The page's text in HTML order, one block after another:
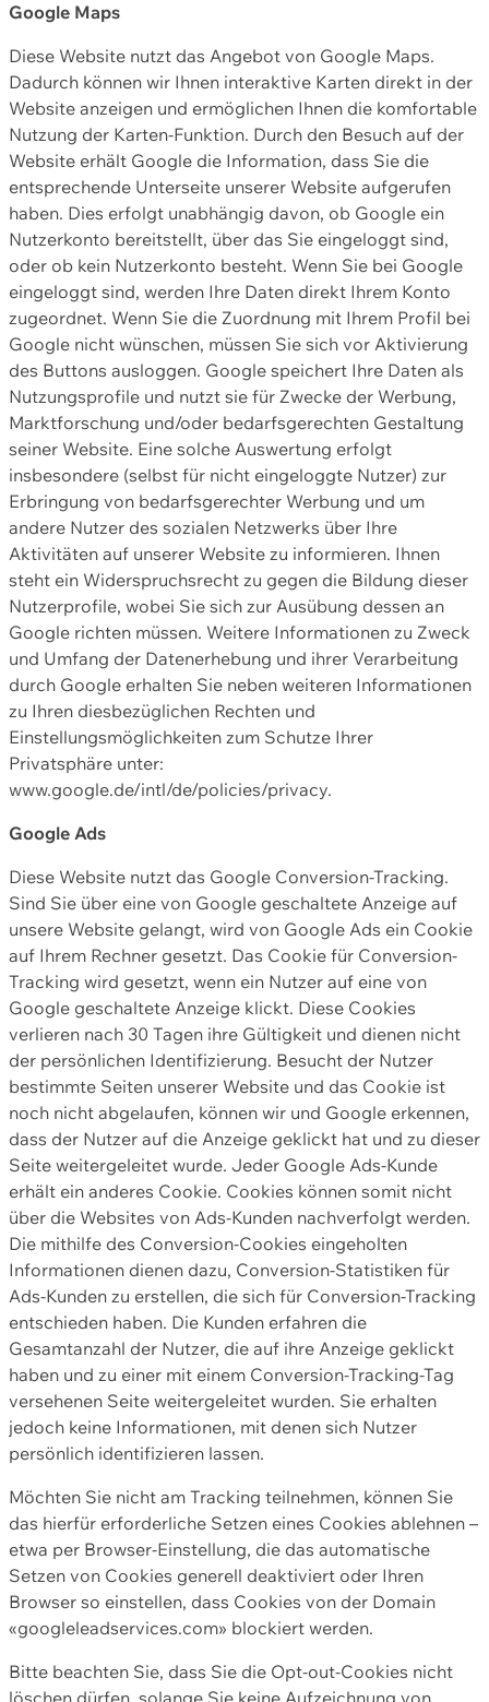
Google Maps
Diese Website nutzt das Angebot von Google Maps.
Dadurch können wir Ihnen interaktive Karten direkt in der
Website anzeigen und ermöglichen Ihnen die komfortable
Nutzung der Karten-Funktion. Durch den Besuch auf der
Website erhält Google die Information, dass Sie die
entsprechende Unterseite unserer Website aufgerufen
haben. Dies erfolgt unabhängig davon, ob Google ein
Nutzerkonto bereitstellt, über das Sie eingeloggt sind,
oder ob kein Nutzerkonto besteht. Wenn Sie bei Google
eingeloggt sind, werden Ihre Daten direkt Ihrem Konto
zugeordnet. Wenn Sie die Zuordnung mit Ihrem Profil bei
Google nicht wünschen, müssen Sie sich vor Aktivierung
des Buttons ausloggen. Google speichert Ihre Daten als
Nutzungsprofile und nutzt sie für Zwecke der Werbung,
Marktforschung und/oder bedarfsgerechten Gestaltung
seiner Website. Eine solche Auswertung erfolgt
insbesondere (selbst für nicht eingeloggte Nutzer) zur
Erbringung von bedarfsgerechter Werbung und um
andere Nutzer des sozialen Netzwerks über Ihre
Aktivitäten auf unserer Website zu informieren. Ihnen
steht ein Widerspruchsrecht zu gegen die Bildung dieser
Nutzerprofile, wobei Sie sich zur Ausübung dessen an
Google richten müssen. Weitere Informationen zu Zweck
und Umfang der Datenerhebung und ihrer Verarbeitung
durch Google erhalten Sie neben weiteren Informationen
zu Ihren diesbezüglichen Rechten und
Einstellungsmöglichkeiten zum Schutze Ihrer
Privatsphäre unter:
www.google.de/intl/de/policies/privacy.
Google Ads
Diese Website nutzt das Google Conversion-Tracking.
Sind Sie über eine von Google geschaltete Anzeige auf
unsere Website gelangt, wird von Google Ads ein Cookie
auf Ihrem Rechner gesetzt. Das Cookie für Conversion-
Tracking wird gesetzt, wenn ein Nutzer auf eine von
Google geschaltete Anzeige klickt. Diese Cookies
verlieren nach 30 Tagen ihre Gültigkeit und dienen nicht
der persönlichen Identifizierung. Besucht der Nutzer
bestimmte Seiten unserer Website und das Cookie ist
noch nicht abgelaufen, können wir und Google erkennen,
dass der Nutzer auf die Anzeige geklickt hat und zu dieser
Seite weitergeleitet wurde. Jeder Google Ads-Kunde
erhält ein anderes Cookie. Cookies können somit nicht
über die Websites von Ads-Kunden nachverfolgt werden.
Die mithilfe des Conversion-Cookies eingeholten
Informationen dienen dazu, Conversion-Statistiken für
Ads-Kunden zu erstellen, die sich für Conversion-Tracking
entschieden haben. Die Kunden erfahren die
Gesamtanzahl der Nutzer, die auf ihre Anzeige geklickt
haben und zu einer mit einem Conversion-Tracking-Tag
versehenen Seite weitergeleitet wurden. Sie erhalten
jedoch keine Informationen, mit denen sich Nutzer
persönlich identifizieren lassen.
Möchten Sie nicht am Tracking teilnehmen, können Sie
das hierfür erforderliche Setzen eines Cookies ablehnen –
etwa per Browser-Einstellung, die das automatische
Setzen von Cookies generell deaktiviert oder Ihren
Browser so einstellen, dass Cookies von der Domain
«googleleadservices.com» blockiert werden.
Bitte beachten Sie, dass Sie die Opt-out-Cookies nicht